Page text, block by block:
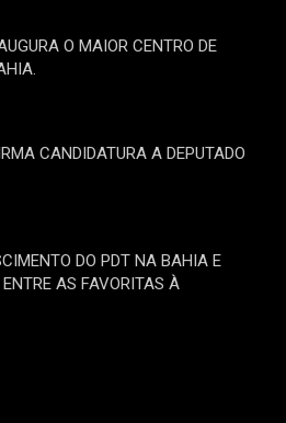
O MAIOR CENTRO DE
CANDIDATURA A DEPUTADO
DO PDT NA BAHIA E
AS FAVORITAS À